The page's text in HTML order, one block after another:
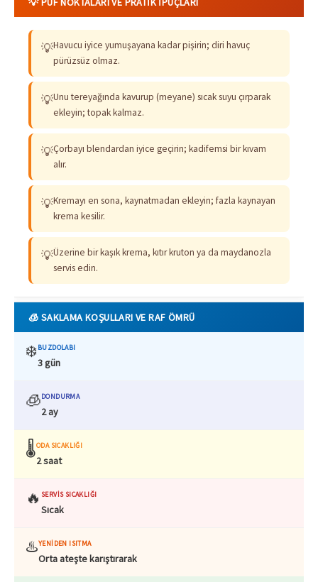
💡Havucu iyice yumuşayana kadar pişirin; diri havuç
pürüzsüz olmaz.
💡Unu tereyağında kavurup (meyane) sıcak suyu çırparak
ekleyin; topak kalmaz.
💡Çorbayı blendardan iyice geçirin; kadifemsi bir kıvam
alır.
💡Kremayı en sona, kaynatmadan ekleyin; fazla kaynayan
krema kesilir.
💡Üzerine bir kaşık krema, kıtır kruton ya da maydanozla
servis edin.
🧊 SAKLAMA KOŞULLARI VE RAF ÖMRÜ
❄️BUZDOLABI
3 gün
🧊DONDURMA
2 ay
🌡️ODA SICAKLIĞI
2 saat
🔥 SERVIS SICAKLIĞI
Sıcak
♨️YENIDEN ISITMA
Orta ateşte karıştırarak